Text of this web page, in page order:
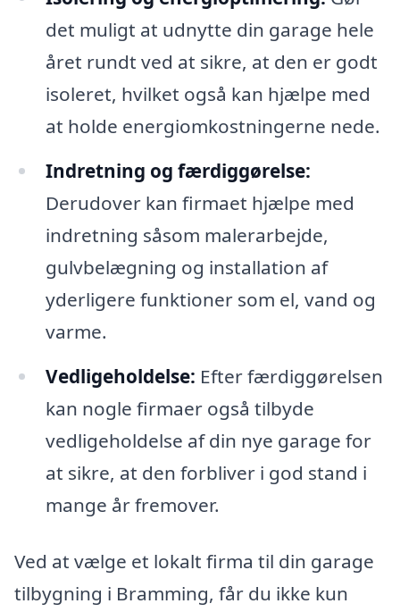
det muligt at udnytte din garage hele
året rundt ved at sikre, at den er godt
isoleret, hvilket også kan hjælpe med
at holde energiomkostningerne nede.
Indretning og færdiggørelse:
Derudover kan firmaet hjælpe med
indretning såsom malerarbejde,
gulvbelægning og installation af
yderligere funktioner som el, vand og
varme.
Vedligeholdelse: Efter færdiggørelsen
kan nogle firmaer også tilbyde
vedligeholdelse af din nye garage for
at sikre, at den forbliver i god stand i
mange år fremover.
Ved at vælge et lokalt firma til din garage
tilbygning i Bramming, får du ikke kun